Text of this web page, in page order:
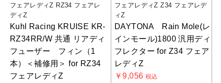
フェアレディZ RZ34 フェアレ
ディZ
Kuhl Racing KRUISE KR-
RZ34RR/W 共通 リアディ
フューザー フィン（1
本）＜補修用＞ for RZ34
フェアレディZ
フェアレディZ Z34 フェアレデ
ィZ
DAYTONA Rain Mole(レ
インモール)1800 汎用ディ
フレクター for Z34 フェア
レディZ
￥9,056 税込